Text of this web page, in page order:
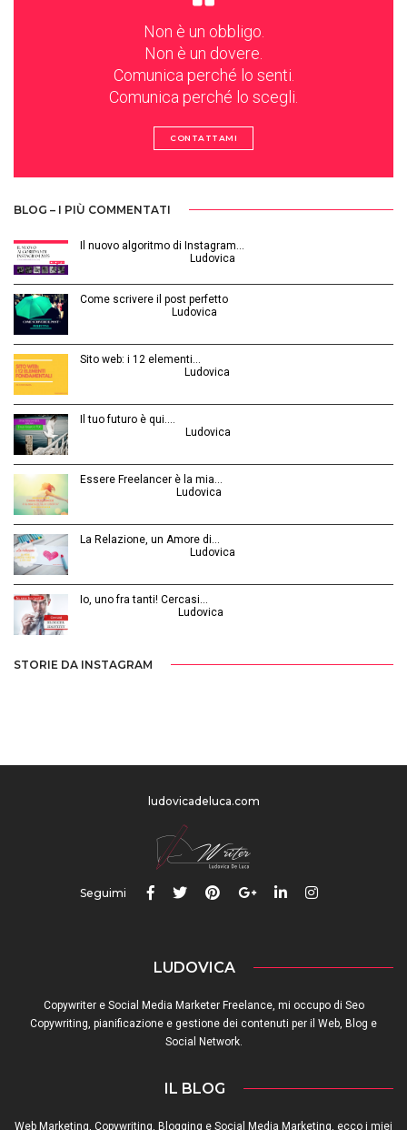
Non è un obbligo.
Non è un dovere.
Comunica perché lo senti.
Comunica perché lo scegli.
CONTATTAMI
BLOG – I PIÙ COMMENTATI
Il nuovo algoritmo di Instagram…
Ludovica
Come scrivere il post perfetto
Ludovica
Sito web: i 12 elementi…
Ludovica
Il tuo futuro è qui.…
Ludovica
Essere Freelancer è la mia…
Ludovica
La Relazione, un Amore di…
Ludovica
Io, uno fra tanti! Cercasi…
Ludovica
STORIE DA INSTAGRAM
ludovicadeluca.com
Seguimi
LUDOVICA
Copywriter e Social Media Marketer Freelance, mi occupo di Seo
Copywriting, pianificazione e gestione dei contenuti per il Web, Blog e
Social Network.
IL BLOG
Web Marketing, Copywriting, Blogging e Social Media Marketing, ecco i miei